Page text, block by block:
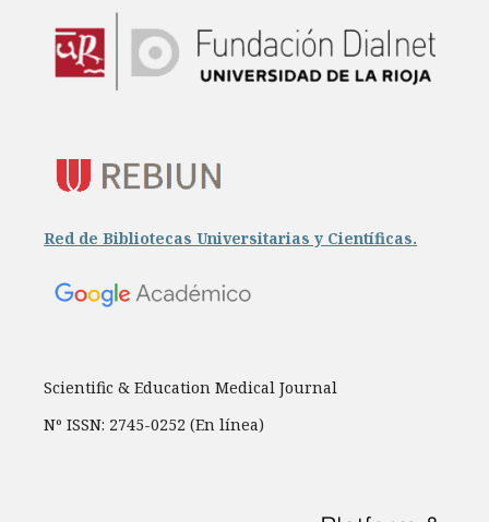
Red de Bibliotecas Universitarias y Científicas.
Scientific & Education Medical Journal
Nº ISSN: 2745-0252 (En línea)